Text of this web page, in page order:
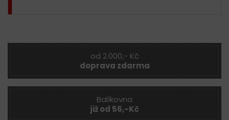
od 2.000,- Kč
doprava zdarma
Balíkovna
již od 56,-Kč